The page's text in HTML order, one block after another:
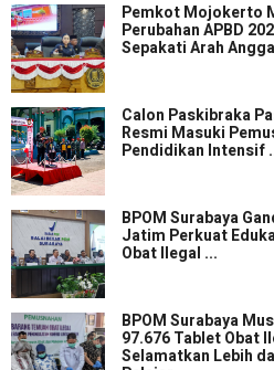
Pemkot Mojokerto
Perubahan APBD
Sepakati Arah
Calon Paskibraka
Resmi Masuki
Pendidikan Intensif
BPOM Surabaya
Jatim Perkuat
Obat Ilegal ...
BPOM Surabaya
97.676 Tablet Obat
Selamatkan Lebih